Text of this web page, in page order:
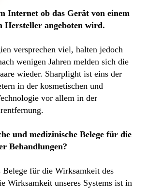
Internet ob das Gerät von einem
Hersteller angeboten wird.
versprechen viel, halten jedoch
wenigen Jahren melden sich die
wieder. Sharplight ist eins der
in der kosmetischen und
vor allem in der
und medizinische Belege für die
Behandlungen?
Belege für die Wirksamkeit des
Wirksamkeit unseres Systems ist in